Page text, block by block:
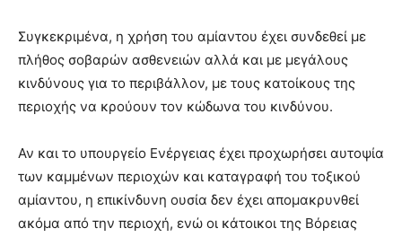
Συγκεκριμένα, η χρήση του αμίαντου έχει συνδεθεί με
πλήθος σοβαρών ασθενειών αλλά και με μεγάλους
κινδύνους για το περιβάλλον, με τους κατοίκους της
περιοχής να κρούουν τον κώδωνα του κινδύνου.
Αν και το υπουργείο Ενέργειας έχει προχωρήσει αυτοψία
των καμμένων περιοχών και καταγραφή του τοξικού
αμίαντου, η επικίνδυνη ουσία δεν έχει απομακρυνθεί
ακόμα από την περιοχή, ενώ οι κάτοικοι της Βόρειας